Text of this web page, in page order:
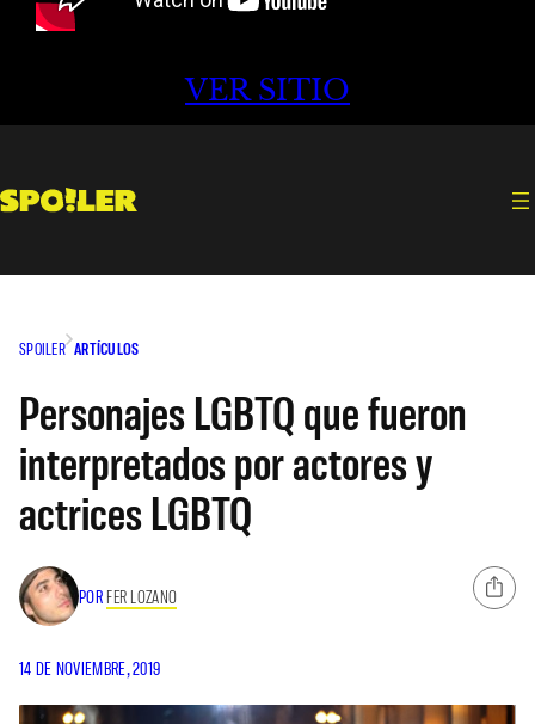
VER SITIO
SPOILER ARTÍCULOS
Personajes LGBTQ que fueron
interpretados por actores y
actrices LGBTQ
POR FER LOZANO
14 DE NOVIEMBRE, 2019